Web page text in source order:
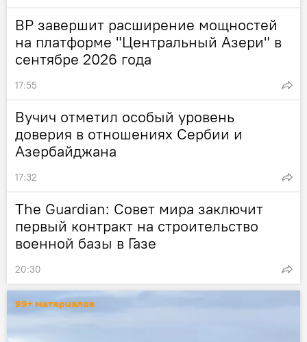
BP завершит расширение мощностей
на платформе "Центральный Азери" в
сентябре 2026 года
17:55
Вучич отметил особый уровень
доверия в отношениях Сербии и
Азербайджана
17:32
The Guardian: Совет мира заключит
первый контракт на строительство
военной базы в Газе
20:30
99+ материалов